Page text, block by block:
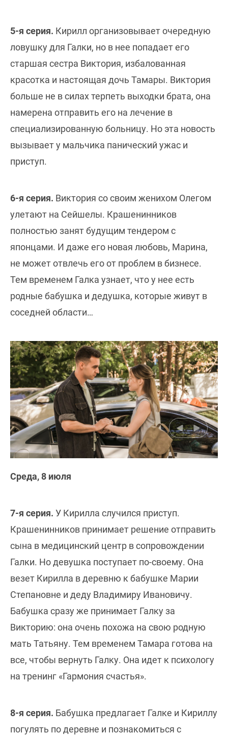
5-я серия. Кирилл организовывает очередную
ловушку для Галки, но в нее попадает его
старшая сестра Виктория, избалованная
красотка и настоящая дочь Тамары. Виктория
больше не в силах терпеть выходки брата, она
намерена отправить его на лечение в
специализированную больницу. Но эта новость
вызывает у мальчика панический ужас и
приступ.
6-я серия. Виктория со своим женихом Олегом
улетают на Сейшелы. Крашенинников
полностью занят будущим тендером с
японцами. И даже его новая любовь, Марина,
не может отвлечь его от проблем в бизнесе.
Тем временем Галка узнает, что у нее есть
родные бабушка и дедушка, которые живут в
соседней области…
Среда, 8 июля
7-я серия. У Кирилла случился приступ.
Крашенинников принимает решение отправить
сына в медицинский центр в сопровождении
Галки. Но девушка поступает по-своему. Она
везет Кирилла в деревню к бабушке Марии
Степановне и деду Владимиру Ивановичу.
Бабушка сразу же принимает Галку за
Викторию: она очень похожа на свою родную
мать Татьяну. Тем временем Тамара готова на
все, чтобы вернуть Галку. Она идет к психологу
на тренинг «Гармония счастья».
8-я серия. Бабушка предлагает Галке и Кириллу
погулять по деревне и познакомиться с